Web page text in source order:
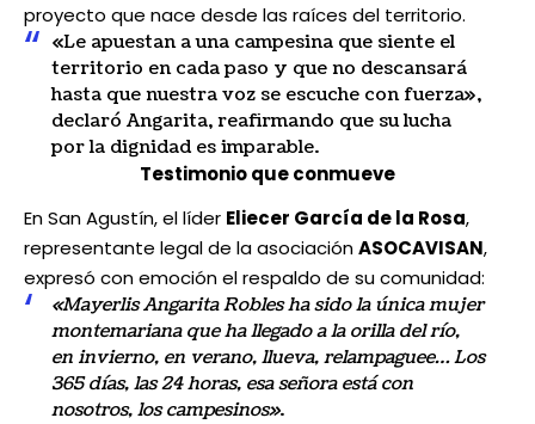
proyecto que nace desde las raíces del territorio.
«Le apuestan a una campesina que siente el
territorio en cada paso y que no descansará
hasta que nuestra voz se escuche con fuerza»,
declaró Angarita, reafirmando que su lucha
por la dignidad es imparable.
Testimonio que conmueve
En San Agustín, el líder Eliecer García de la Rosa,
representante legal de la asociaciónASOCAVISAN,
expresó con emoción el respaldo de su comunidad:
«Mayerlis Angarita Robles ha sido la única mujer
montemariana que ha llegado a la orilla del río,
en invierno, en verano, llueva, relampaguee… Los
365 días, las 24 horas, esa señora está con
nosotros, los campesinos».